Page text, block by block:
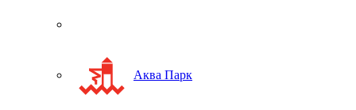
Аква Парк